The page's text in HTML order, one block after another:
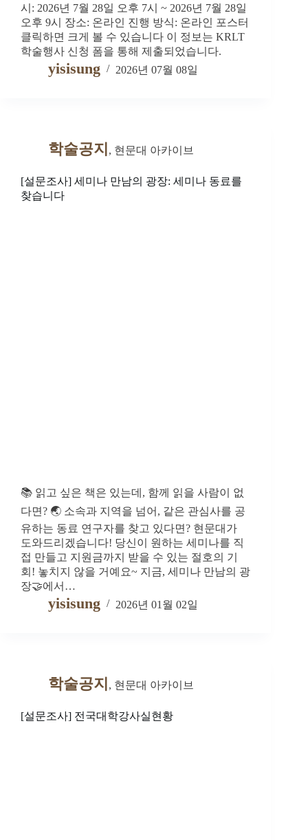
시: 2026년 7월 28일 오후 7시 ~ 2026년 7월 28일
오후 9시 장소: 온라인 진행 방식: 온라인 포스터
클릭하면 크게 볼 수 있습니다 이 정보는 KRLT
학술행사 신청 폼을 통해 제출되었습니다.
yisisung 2026년 07월 08일
학술공지 , 현문대 아카이브
[설문조사] 세미나 만남의 광장: 세미나 동료를
찾습니다
📚 읽고 싶은 책은 있는데, 함께 읽을 사람이 없
다면? 🌏 소속과 지역을 넘어, 같은 관심사를 공
유하는 동료 연구자를 찾고 있다면? 현문대가
도와드리겠습니다! 당신이 원하는 세미나를 직
접 만들고 지원금까지 받을 수 있는 절호의 기
회! 놓치지 않을 거예요~ 지금, 세미나 만남의 광
장🤝에서…
yisisung 2026년 01월 02일
학술공지 , 현문대 아카이브
[설문조사] 전국대학강사실현황